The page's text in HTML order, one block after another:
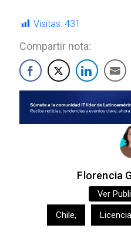
Visitas: 431
Compartir nota:
Florencia
Ver
Chile,